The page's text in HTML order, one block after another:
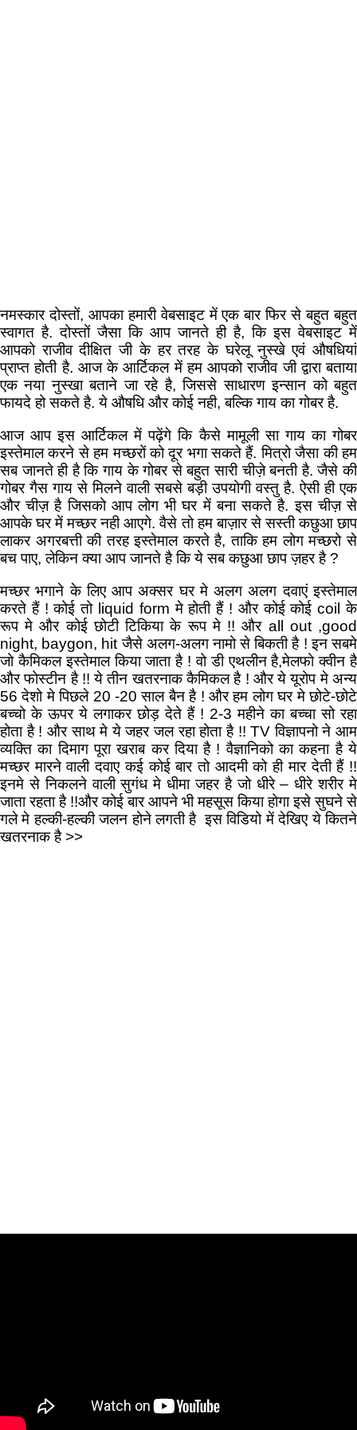
नमस्कार दोस्तों, आपका हमारी वेबसाइट में एक बार फिर से बहुत बहुत
स्वागत है. दोस्तों जैसा कि आप जानते ही है, कि इस वेबसाइट में
आपको राजीव दीक्षित जी के हर तरह के घरेलू नुस्खे एवं औषधियां
प्राप्त होती है. आज के आर्टिकल में हम आपको राजीव जी द्वारा बताया
एक नया नुस्खा बताने जा रहे है, जिससे साधारण इन्सान को बहुत
फायदे हो सकते है. ये औषधि और कोई नही, बल्कि गाय का गोबर है.
आज आप इस आर्टिकल में पढ़ेंगे कि कैसे मामूली सा गाय का गोबर
इस्तेमाल करने से हम मच्छरों को दूर भगा सकते हैं. मित्रो जैसा की हम
सब जानते ही है कि गाय के गोबर से बहुत सारी चीज़े बनती है. जैसे की
गोबर गैस गाय से मिलने वाली सबसे बड़ी उपयोगी वस्तु है. ऐसी ही एक
और चीज़ है जिसको आप लोग भी घर में बना सकते है. इस चीज़ से
आपके घर में मच्छर नही आएगे. वैसे तो हम बाज़ार से सस्ती कछुआ छाप
लाकर अगरबत्ती की तरह इस्तेमाल करते है, ताकि हम लोग मच्छरो से
बच पाए, लेकिन क्या आप जानते है कि ये सब कछुआ छाप ज़हर है ?
मच्छर भगाने के लिए आप अक्सर घर मे अलग अलग दवाएं इस्तेमाल
करते हैं ! कोई तो liquid form मे होती हैं ! और कोई कोई coil के
रूप मे और कोई छोटी टिकिया के रूप मे !! और all out ,good
night, baygon, hit जैसे अलग-अलग नामो से बिकती है ! इन सबमे
जो कैमिकल इस्तेमाल किया जाता है ! वो डी एथलीन है,मेलफो क्वीन है
और फोस्टीन है !! ये तीन खतरनाक कैमिकल है ! और ये यूरोप मे अन्य
56 देशो मे पिछले 20 -20 साल बैन है ! और हम लोग घर मे छोटे-छोटे
बच्चो के ऊपर ये लगाकर छोड़ देते हैं ! 2-3 महीने का बच्चा सो रहा
होता है ! और साथ मे ये जहर जल रहा होता है !! TV विज्ञापनो ने आम
व्यक्ति का दिमाग पूरा खराब कर दिया है ! वैज्ञानिको का कहना है ये
मच्छर मारने वाली दवाए कई कोई बार तो आदमी को ही मार देती हैं !!
इनमे से निकलने वाली सुगंध मे धीमा जहर है जो धीरे – धीरे शरीर मे
जाता रहता है !!और कोई बार आपने भी महसूस किया होगा इसे सुघने से
गले मे हल्की-हल्की जलन होने लगती है इस विडियो में देखिए ये कितने
खतरनाक है >>